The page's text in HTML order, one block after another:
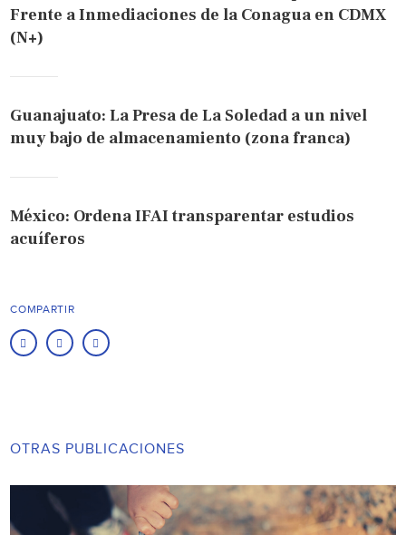
Frente a Inmediaciones de la Conagua en CDMX
(N+)
Guanajuato: La Presa de La Soledad a un nivel
muy bajo de almacenamiento (zona franca)
México: Ordena IFAI transparentar estudios
acuíferos
COMPARTIR
OTRAS PUBLICACIONES